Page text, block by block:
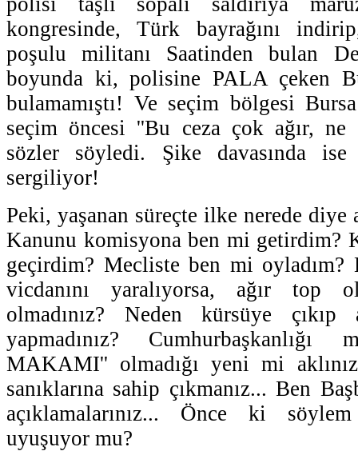
kongresinde, Türk bayrağını
poşulu militanı Saatinden bulan
boyunda ki, polisine PALA çeken
bulamamıştı! Ve seçim bölgesi
seçim öncesi ''Bu ceza çok ağır,
sözler söyledi. Şike davasında
sergiliyor!
Peki, yaşanan süreçte ilke nerede diye
Kanunu komisyona ben mi getirdim?
geçirdim? Mecliste ben mi oyladım?
vicdanını yaralıyorsa, ağır top
olmadınız? Neden kürsüye çıkıp
yapmadınız? Cumhurbaşkanlığı
MAKAMI'' olmadığı yeni mi
sanıklarına sahip çıkmanız... Ben
açıklamalarınız... Önce ki
uyuşuyor mu?